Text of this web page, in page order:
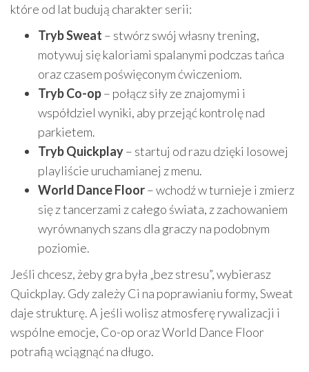
które od lat budują charakter serii:
Tryb Sweat – stwórz swój własny trening,
motywuj się kaloriami spalanymi podczas tańca
oraz czasem poświęconym ćwiczeniom.
Tryb Co-op– połącz siły ze znajomymi i
współdziel wyniki, aby przejąć kontrolę nad
parkietem.
Tryb Quickplay– startuj od razu dzięki losowej
playliście uruchamianej z menu.
World Dance Floor– wchodź w turnieje i zmierz
się z tancerzami z całego świata, z zachowaniem
wyrównanych szans dla graczy na podobnym
poziomie.
Jeśli chcesz, żeby gra była „bez stresu”, wybierasz
Quickplay. Gdy zależy Ci na poprawianiu formy, Sweat
daje strukturę. A jeśli wolisz atmosferę rywalizacji i
wspólne emocje, Co-op oraz World Dance Floor
potrafią wciągnąć na długo.